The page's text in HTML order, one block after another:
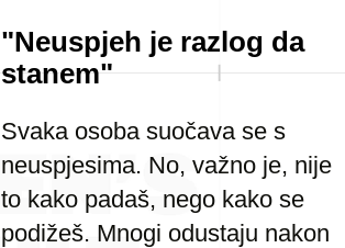
"Neuspjeh je razlog da
stanem"
Svaka osoba suočava se s
neuspjesima. No, važno je, nije
to kako padaš, nego kako se
podižeš. Mnogi odustaju nakon